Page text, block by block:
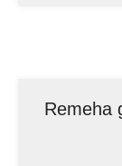
Remeha